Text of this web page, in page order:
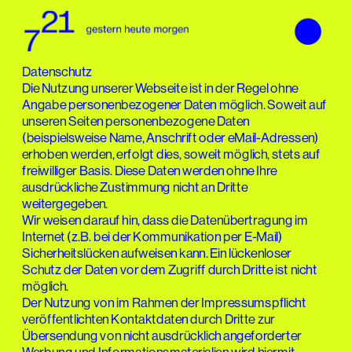
Datenschutzerklärung
Datenschutz
Die Nutzung unserer Webseite ist in der Regel ohne
Angabe personenbezogener Daten möglich. Soweit auf
unseren Seiten personenbezogene Daten
(beispielsweise Name, Anschrift oder eMail-Adressen)
erhoben werden, erfolgt dies, soweit möglich, stets auf
freiwilliger Basis. Diese Daten werden ohne Ihre
ausdrückliche Zustimmung nicht an Dritte
weitergegeben.
Wir weisen darauf hin, dass die Datenübertragung im
Internet (z.B. bei der Kommunikation per E-Mail)
Sicherheitslücken aufweisen kann. Ein lückenloser
Schutz der Daten vor dem Zugriff durch Dritte ist nicht
möglich.
Der Nutzung von im Rahmen der Impressumspflicht
veröffentlichten Kontaktdaten durch Dritte zur
Übersendung von nicht ausdrücklich angeforderter